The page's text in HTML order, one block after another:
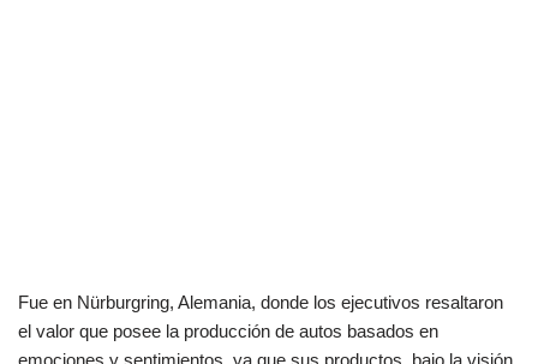
Fue en Nürburgring, Alemania, donde los ejecutivos resaltaron
el valor que posee la producción de autos basados en